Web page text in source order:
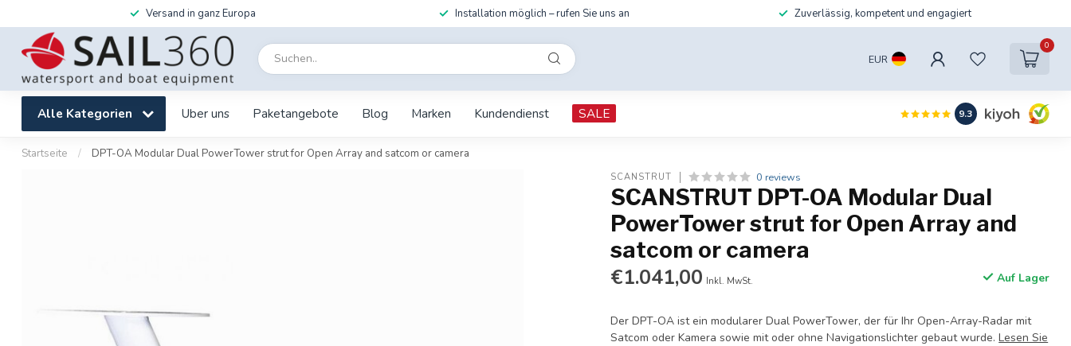
Versand in ganz Europa Installation möglich – rufen Sie uns an Zuverlässig, kompetent und engagiert
EUR
0
Alle Kategorien Uber uns Paketangebote Blog Marken Kundendienst SALE 9.3
Startseite / DPT-OA Modular Dual PowerTower strut for Open Array and satcom or camera
SCANSTRUT 0 reviews
SCANSTRUT DPT-OA Modular Dual
PowerTower strut for Open Array and
satcom or camera
€1.041,00 Inkl. MwSt. Auf Lager
Der DPT-OA ist ein modularer Dual PowerTower, der für Ihr Open-Array-Radar mit
Satcom oder Kamera sowie mit oder ohne Navigationslichter gebaut wurde.Lesen Sie